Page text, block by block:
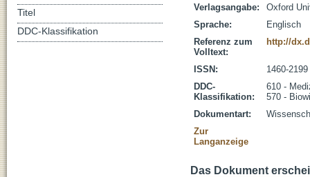
Verlagsangabe:
Oxford
Sprache:
Englisch
Referenz zum
Volltext:
http://
ISSN:
1460-2199
DDC-
Klassifikation:
610 -
570 -
Dokumentart:
Zur
Langanzeige
Das Dokument
Titel
DDC-Klassifikation